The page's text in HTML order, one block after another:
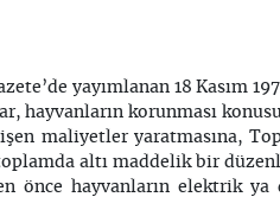
yayımlanan 18 Kasım
hayvanların korunması
maliyetler yaratmasına,
altı maddelik bir
önce hayvanların elektrik ya